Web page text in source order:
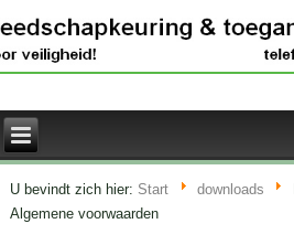
U bevindt zich hier: Start downloads
Algemene voorwaarden